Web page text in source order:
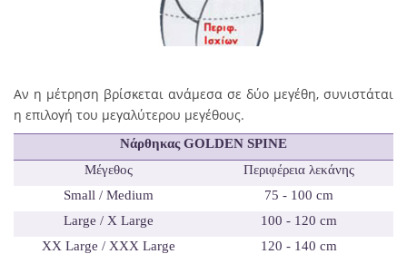
Αν η μέτρηση βρίσκεται ανάμεσα σε δύο μεγέθη, συνιστάται
η επιλογή του μεγαλύτερου μεγέθους.
Νάρθηκας GOLDEN SPINE
Μέγεθος
Περιφέρεια λεκάνης
Small / Medium
75 - 100 cm
Large / X Large
100 - 120 cm
XX Large / XXX Large 120 - 140 cm